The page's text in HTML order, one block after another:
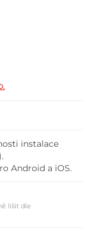
instalace
Android a iOS.
lišit dle